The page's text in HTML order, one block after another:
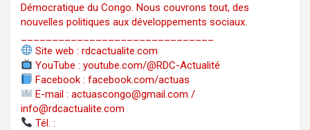
Démocratique du Congo. Nous couvrons tout, des
nouvelles politiques aux développements sociaux.
Site web : rdcactualite.com
YouTube : youtube.com/@RDC-Actualité
Facebook : facebook.com/actuas
E-mail : actuascongo@gmail.com /
info@rdcactualite.com
Tél. : ‪‪‪‪‪‪‪‪‪‪‪‪‪‪‪‪‪‪‪‪‪‪‪‪‪‪‪‪‪‪‪‪